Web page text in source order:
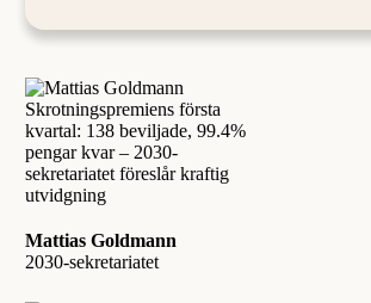
Mattias Goldmann
2030-sekretariatet